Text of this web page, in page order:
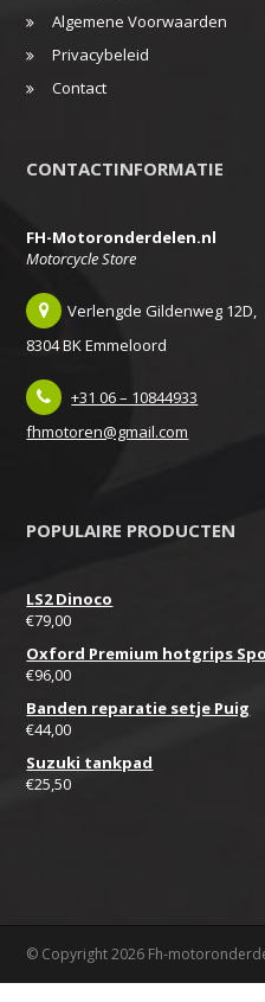
Algemene Voorwaarden
Privacybeleid
Contact
CONTACTINFORMATIE
FH-Motoronderdelen.nl
Motorcycle Store
Verlengde Gildenweg 12D,
8304 BK Emmeloord
+31 06 – 10844933
fhmotoren@gmail.com
POPULAIRE PRODUCTEN
LS2 Dinoco
€79,00
Oxford Premium hotgrips
€96,00
Banden reparatie setje Puig
€44,00
Suzuki tankpad
€25,50
© Copyright 2026 Fh-